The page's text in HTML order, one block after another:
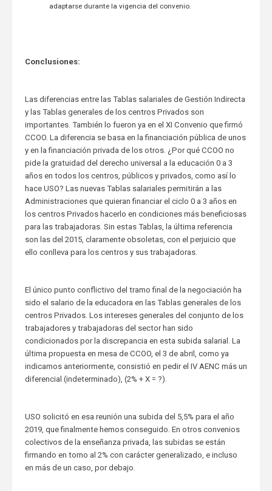
adaptarse durante la vigencia del convenio.
Conclusiones:
Las diferencias entre las Tablas salariales de Gestión Indirecta
y las Tablas generales de los centros Privados son
importantes. También lo fueron ya en el XI Convenio que firmó
CCOO. La diferencia se basa en la financiación pública de unos
y en la financiación privada de los otros. ¿Por qué CCOO no
pide la gratuidad del derecho universal a la educación 0 a 3
años en todos los centros, públicos y privados, como así lo
hace USO? Las nuevas Tablas salariales permitirán a las
Administraciones que quieran financiar el ciclo 0 a 3 años en
los centros Privados hacerlo en condiciones más beneficiosas
para las trabajadoras. Sin estas Tablas, la última referencia
son las del 2015, claramente obsoletas, con el perjuicio que
ello conlleva para los centros y sus trabajadoras.
El único punto conflictivo del tramo final de la negociación ha
sido el salario de la educadora en las Tablas generales de los
centros Privados. Los intereses generales del conjunto de los
trabajadores y trabajadoras del sector han sido
condicionados por la discrepancia en esta subida salarial. La
última propuesta en mesa de CCOO, el 3 de abril, como ya
indicamos anteriormente, consistió en pedir el IV AENC más un
diferencial (indeterminado), (2% + X = ?).
USO solicitó en esa reunión una subida del 5,5% para el año
2019, que finalmente hemos conseguido. En otros convenios
colectivos de la enseñanza privada, las subidas se están
firmando en torno al 2% con carácter generalizado, e incluso
en más de un caso, por debajo.